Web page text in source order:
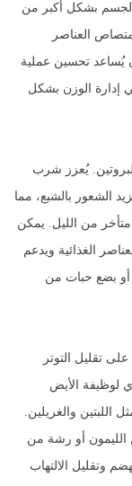
الجسم بشكل أكبر من
العناصر
يُساعد تحسين عملية
إدارة الوزن بشكل
يُعزز شرب
الشعور بالشبع، مما
من الليل. يمكن
الغذائية ويدعم
أو بضع حبات من
تقليل التوتر
لوظيفة الأيض
اللبتين والغريلين.
الليمون أو رشة من
وتقليل الالتهاب